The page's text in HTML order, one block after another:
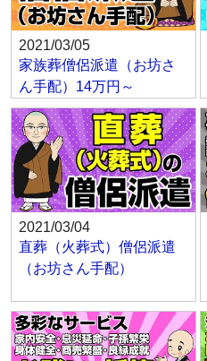
2021/03/05
家族葬僧侶派遣（お坊さ
ん手配）14万円～
2021/03/04
直葬（火葬式）僧侶派遣
（お坊さん手配）